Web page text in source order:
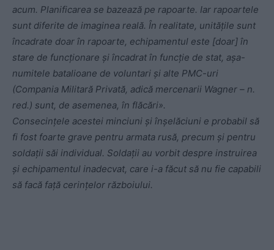
acum. Planificarea se bazează pe rapoarte. Iar rapoartele
sunt diferite de imaginea reală. În realitate, unitățile sunt
încadrate doar în rapoarte, echipamentul este [doar] în
stare de funcționare și încadrat în funcție de stat, așa-
numitele batalioane de voluntari și alte PMC-uri
(Compania Militară Privată, adică mercenarii Wagner – n.
red.) sunt, de asemenea, în flăcări».
Consecințele acestei minciuni și înșelăciuni e probabil să
fi fost foarte grave pentru armata rusă, precum și pentru
soldații săi individual. Soldații au vorbit despre instruirea
și echipamentul inadecvat, care i-a făcut să nu fie capabili
să facă față cerințelor războiului.